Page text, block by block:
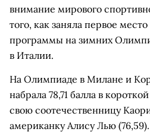
внимание мирового
того, как заняла первое
программы на зимних
в Италии.
На Олимпиаде в Милане и
набрала 78,71 балла в
свою соотечественницу
американку Алису Лью (76,59).